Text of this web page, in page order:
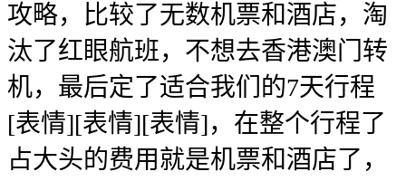
攻略，比较了无数机票和酒店，淘
汰了红眼航班，不想去香港澳门转
机，最后定了适合我们的7天行程
[表情][表情][表情]，在整个行程了
占大头的费用就是机票和酒店了，